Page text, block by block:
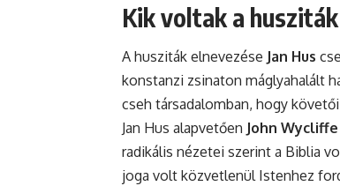
Kik voltak a
A husziták elnevezése Jan Hus
konstanzi zsinaton máglyahalált
cseh társadalomban, hogy
Jan Hus alapvetően John Wycliffe
radikális nézetei szerint a Biblia
joga volt közvetlenül Istenhez